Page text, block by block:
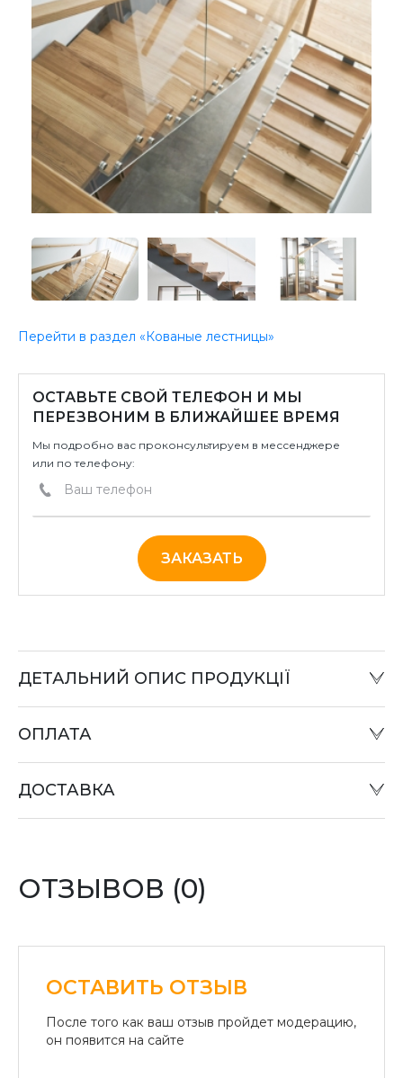
Перейти в раздел «Кованые лестницы»
ОСТАВЬТЕ СВОЙ ТЕЛЕФОН И МЫ
ПЕРЕЗВОНИМ В БЛИЖАЙШЕЕ ВРЕМЯ
Мы подробно вас проконсультируем в мессенджере
или по телефону:
ЗАКАЗАТЬ
ДЕТАЛЬНИЙ ОПИС ПРОДУКЦІЇ
или при отправке «Наложенным платежом» в
«Райффайзен Банк Аваль»
Безналичный расчет для юридических лиц:
ОПЛАТА
ДОСТАВКА
ОТЗЫВОВ (0)
ОСТАВИТЬ ОТЗЫВ
После того как ваш отзыв пройдет модерацию,
он появится на сайте